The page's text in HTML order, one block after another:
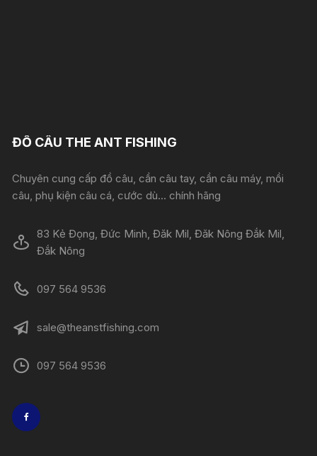
ĐỒ CÂU THE ANT FISHING
Chuyên cung cấp đồ câu, cần câu tay, cần câu máy, mồi
câu, phụ kiện câu cá, cước dù... chính hãng
83 Kẻ Đọng, Đức Minh, Đăk Mil, Đăk Nông Đắk Mil,
Đắk Nông
097 564 9536
sale@theanstfishing.com
097 564 9536